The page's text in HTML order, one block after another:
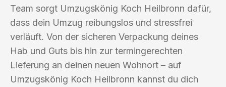
Team sorgt Umzugskönig Koch Heilbronn dafür,
dass dein Umzug reibungslos und stressfrei
verläuft. Von der sicheren Verpackung deines
Hab und Guts bis hin zur termingerechten
Lieferung an deinen neuen Wohnort – auf
Umzugskönig Koch Heilbronn kannst du dich